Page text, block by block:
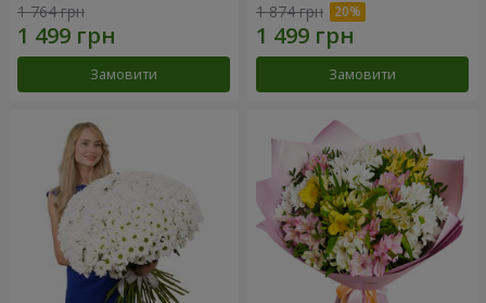
1 764 грн
Замовити
1 874 грн
Замовити